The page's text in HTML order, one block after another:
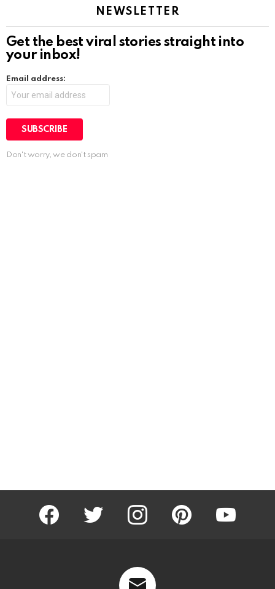
NEWSLETTER
Get the best viral stories straight into
your inbox!
Email address:
Don't worry, we don't spam
facebook twitter instagram pinterest youtube